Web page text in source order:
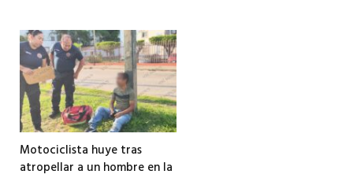
Motociclista huye tras
atropellar a un hombre en la